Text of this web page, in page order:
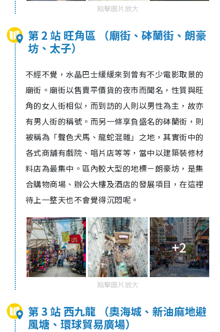
點擊圖片放大
第 2 站 旺角區 （廟街、砵蘭街、朗豪
坊、太子）
不經不覺，水晶巴士緩緩來到曾有不少電影取景的
廟街。廟街以售賣平價貨的夜市而聞名，性質與旺
角的女人街相似，而到訪的人則以男性為主，故亦
有男人街的稱號。而另一條享負盛名的砵蘭街，則
被稱為「聲色犬馬、龍蛇混雜」之地，其實街中的
各式商舖有戲院、唱片店等等，當中以建築裝修材
料店為最集中。區內較大型的地標－朗豪坊，是集
合購物商場、辦公大樓及酒店的發展項目，在這裡
待上一整天也不會覺得沉悶呢。
+2
點擊圖片放大
第 3 站 西九龍 （奧海城、新油麻地避
風塘、環球貿易廣場）